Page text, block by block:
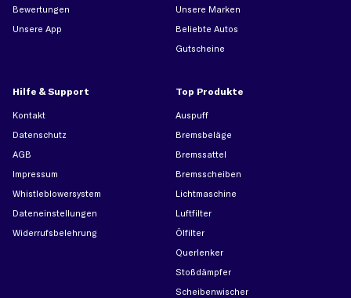
Bewertungen
Unsere App
Unsere Marken
Beliebte Autos
Gutscheine
Hilfe & Support
Kontakt
Datenschutz
AGB
Impressum
Whistleblowersystem
Dateneinstellungen
Widerrufsbelehrung
Top Produkte
Auspuff
Bremsbeläge
Bremssattel
Bremsscheiben
Lichtmaschine
Luftfilter
Ölfilter
Querlenker
Stoßdämpfer
Scheibenwischer